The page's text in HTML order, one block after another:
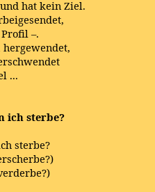
hat kein Ziel.
–.
...
ich sterbe?
sterbe?